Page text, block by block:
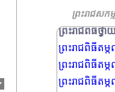
ព្រះរាជសក
ព្រះរាជពិធីឆ្
ព្រះរាជពិធីថ្វ
ព្រះរាជពិធីតម្
ព្រះរាជពិធីតម្
ព្រះរាជពិធីតម្